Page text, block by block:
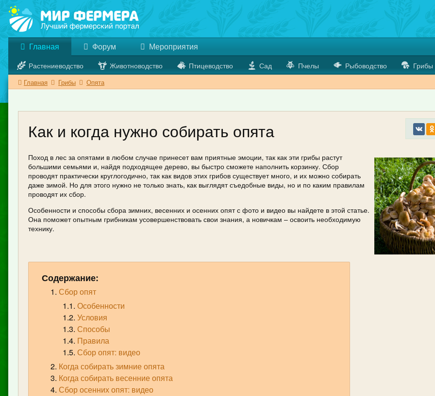
Главная
Растениеводство Животноводство Птицеводство Сад Пчелы Рыбоводство Грибы
Форум Мероприятия
Главная Грибы Опята
Как и когда нужно собирать опята
Поход в лес за опятами в любом случае принесет вам приятные эмоции, так как эти грибы растут
большими семьями и, найдя подходящее дерево, вы быстро сможете наполнить корзинку. Сбор
проводят практически круглогодично, так как видов этих грибов существует много, и их можно собирать
даже зимой. Но для этого нужно не только знать, как выглядят съедобные виды, но и по каким правилам
проводят их сбор.
Особенности и способы сбора зимних, весенних и осенних опят с фото и видео вы найдете в этой статье.
Она поможет опытным грибникам усовершенствовать свои знания, а новичкам – освоить необходимую
технику.
Содержание:
Сбор опят
Особенности
Условия
Способы
Правила
Сбор опят: видео
Когда собирать зимние опята
Когда собирать весенние опята
Сбор осенних опят: видео